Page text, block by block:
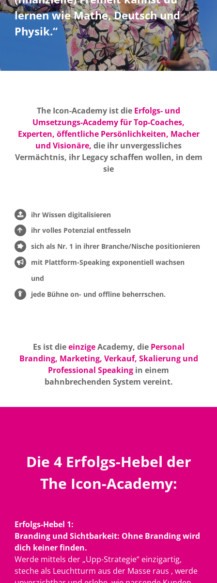
Kontakt
lernen wie Mathe, Deutsch und
Physik.“
The Icon-Academy ist die Erfolgs- und
Umsetzungs-Academy für Top-Coaches,
Experten, öffentliche Persönlichkeiten, Macher
und Visionäre, die ihr unvergessliches
Vermächtnis, ihr Legacy schaffen wollen, in dem
sie
ihr Wissen digitalisieren
ihr volles Potenzial entfesseln
sich als Nr. 1 in ihrer Branche/Nische positionieren
mit Plattform-Speaking exponentiell wachsen
und
jede Bühne on- und offline beherrschen.
Es ist dieeinzigeAcademy, die Personal
Branding, Marketing, Verkauf, Skalierung und
Professional Speaking in einem
bahnbrechenden System vereint.
Die 4 Erfolgs-Hebel der
The Icon-Academy:
Erfolgs-Hebel 1:
Branding und Sichtbarkeit: Ohne Branding wird
dich keiner finden.
Werde mittels der „Upp-Strategie“ einzigartig,
steche als Leuchtturm aus der Masse raus , werde